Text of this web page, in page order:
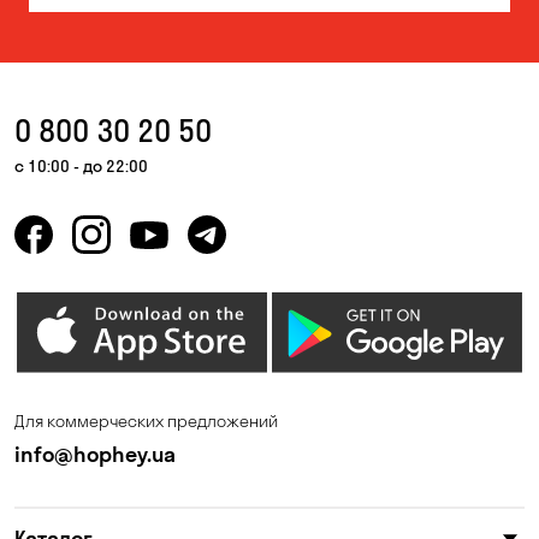
Горишние Плавни
Елизаветовка Зазимье
Калиновка
0 800 30 20 50
с 10:00 - до 22:00
Для коммерческих предложений
info@hophey.ua